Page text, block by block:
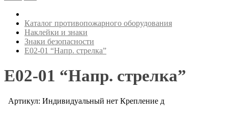
Каталог противопожарного оборудования
Наклейки и знаки
Знаки безопасности
Е02-01 “Напр. стрелка”
Е02-01 “Напр. стрелка”
Артикул: Индивидуальный нет Крепление д